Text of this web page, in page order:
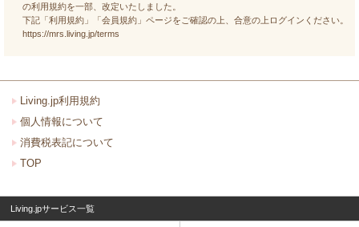
の利用規約を一部、改定いたしました。
下記「利用規約」「会員規約」ページをご確認の上、合意の上ログインください。
https://mrs.living.jp/terms
Living.jp利用規約
個人情報について
消費税表記について
TOP
Living.jpサービス一覧